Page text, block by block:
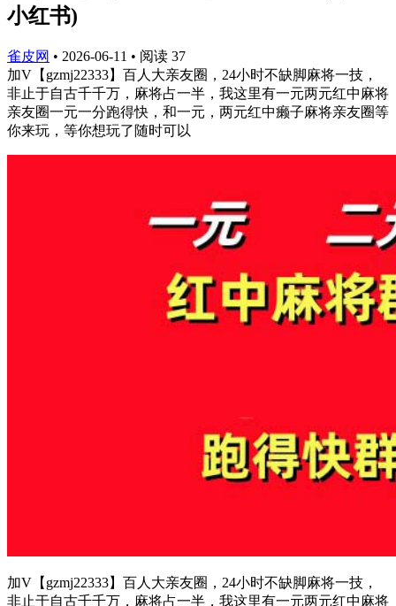
小红书)
雀皮网 • 2026-06-11 • 阅读 37
加V【gzmj22333】百人大亲友圈，24小时不缺脚麻将一技，
非止于自古千千万，麻将占一半，我这里有一元两元红中麻将
亲友圈一元一分跑得快，和一元，两元红中癞子麻将亲友圈等
你来玩，等你想玩了随时可以
加V【gzmj22333】百人大亲友圈，24小时不缺脚麻将一技，
非止于自古千千万，麻将占一半，我这里有一元两元红中麻将